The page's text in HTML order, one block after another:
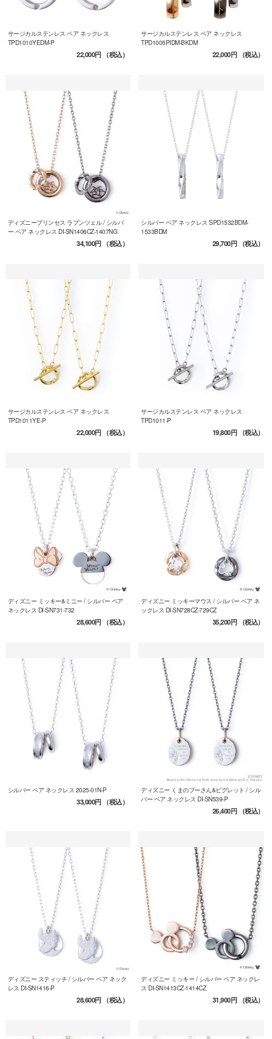
サージカルステンレス ペア ネックレス
TPD1010YEDM-P
22,000円（税込）
サージカルステンレス ペア ネックレス
TPD1005PIDM-BKDM
22,000円（税込）
ディズニープリンセス ラプンツェル / シルバ
ー ペア ネックレス DI-SN1406CZ-1407NG
34,100円（税込）
シルバー ペア ネックレス SPD1532BDM-
1533BDM
29,700円（税込）
サージカルステンレス ペア ネックレス
TPD1011YE-P
22,000円（税込）
サージカルステンレス ペア ネックレス
TPD1011-P
19,800円（税込）
ディズニー ミッキー&ミニー / シルバー ペア
ネックレス DI-SN731-732
28,600円（税込）
ディズニー ミッキーマウス / シルバー ペア ネ
ックレス DI-SN728CZ-729CZ
35,200円（税込）
シルバー ペア ネックレス 2025-01N-P
33,000円（税込）
ディズニー くまのプーさん&ピグレット / シル
バー ペア ネックレス DI-SN539-P
26,400円（税込）
ディズニー スティッチ / シルバー ペア ネック
レス DI-SN1416-P
28,600円（税込）
ディズニー ミッキー / シルバー ペア ネックレ
ス DI-SN1413CZ-1414CZ
31,900円（税込）